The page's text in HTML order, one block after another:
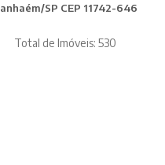
SP CEP 11742-646
Total de Imóveis: 530